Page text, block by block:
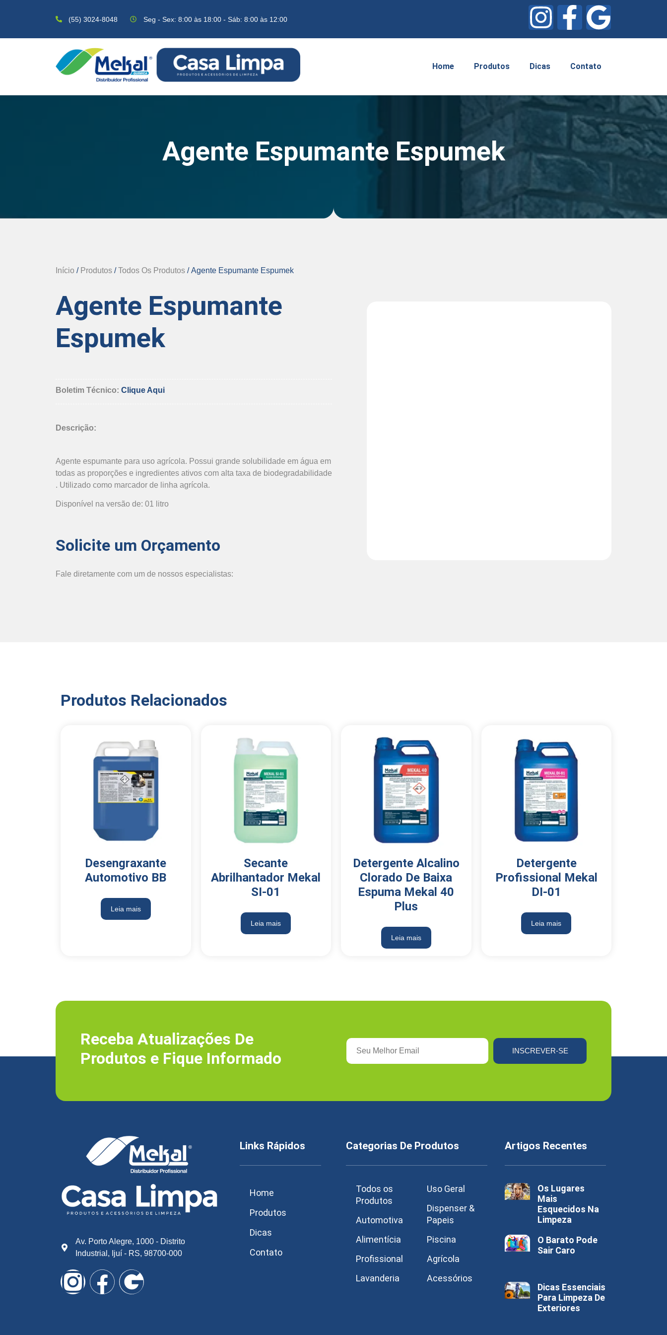
(55) 3024-8048 Seg - Sex: 8:00 às 18:00 - Sáb: 8:00 às 12:00
Home Produtos Dicas Contato
Agente Espumante Espumek
Início / Produtos /Todos Os Produtos / Agente Espumante Espumek
Agente Espumante
Espumek
Boletim Técnico: Clique Aqui
Descrição:
Agente espumante para uso agrícola. Possui grande solubilidade em água em
todas as proporções e ingredientes ativos com alta taxa de biodegradabilidade
. Utilizado como marcador de linha agrícola.
Disponível na versão de: 01 litro
Solicite um Orçamento
Fale diretamente com um de nossos especialistas:
Produtos Relacionados
Desengraxante
Automotivo BB
Leia mais
Secante
Abrilhantador Mekal
SI-01
Leia mais
Detergente Alcalino
Clorado De Baixa
Espuma Mekal 40
Plus
Leia mais
Detergente
Profissional Mekal
DI-01
Leia mais
Receba Atualizações De
Produtos e Fique Informado
INSCREVER-SE
Av. Porto Alegre, 1000 - Distrito
Industrial, Ijuí - RS, 98700-000
Links Rápidos
Home
Produtos
Dicas
Contato
Categorias De Produtos
Todos os
Produtos
Automotiva
Alimentícia
Profissional
Lavanderia
Uso Geral
Dispenser &
Papeis
Piscina
Agrícola
Acessórios
Artigos Recentes
Os Lugares
Mais
Esquecidos Na
Limpeza
O Barato Pode
Sair Caro
Dicas Essenciais
Para Limpeza De
Exteriores